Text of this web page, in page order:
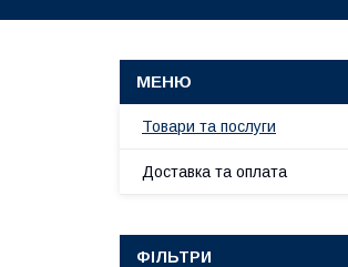
Товари та послуги
Доставка та оплата
ФІЛЬТРИ